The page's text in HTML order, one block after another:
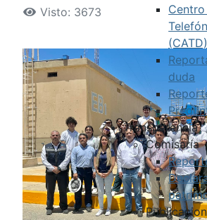
(CATD)
duda
Transparencia
Comisaría
Visto: 3673